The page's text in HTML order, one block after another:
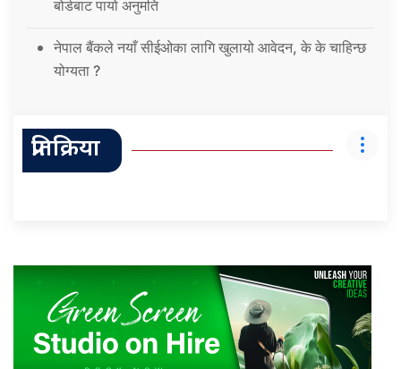
बोर्डबाट पायो अनुमति
नेपाल बैंकले नयाँ सीईओका लागि खुलायो आवेदन, के के चाहिन्छ
योग्यता ?
प्रतिक्रिया